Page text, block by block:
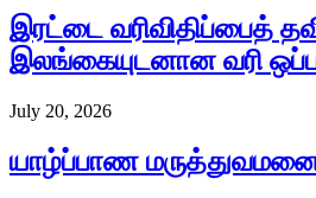
இரட்டை வரிவிதிப்பைத்
இலங்கையுடனான வரி
July 20, 2026
யாழ்ப்பாண